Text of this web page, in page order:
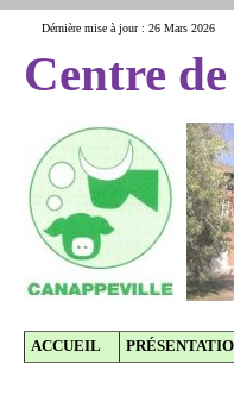
Dérnière mise à jour : 26 Mars 2026
Centre
ACCUEIL